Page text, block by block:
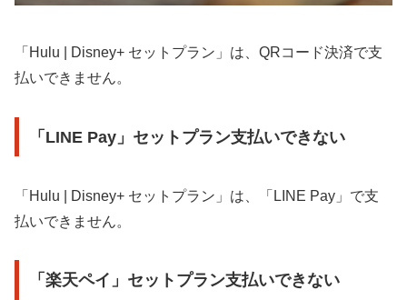
「Hulu | Disney+ セットプラン」は、QRコード決済で支
払いできません。
「LINE Pay」セットプラン支払いできない
「Hulu | Disney+ セットプラン」は、「LINE Pay」で支
払いできません。
「楽天ペイ」セットプラン支払いできない